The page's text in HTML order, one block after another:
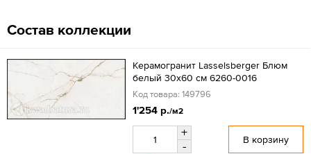
Состав коллекции
Керамогранит Lasselsberger Блюм
белый 30x60 см 6260-0016
Код товара: 149796
1'254 р./м2
+
-
В корзину